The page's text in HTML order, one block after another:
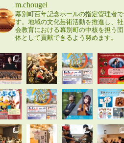
m.chougei
幕別町百年記念ホールの指定管理者で
す。地域の文化芸術活動を推進し、社
会教育における幕別町の中核を担う団
体として貢献できるよう努めます。